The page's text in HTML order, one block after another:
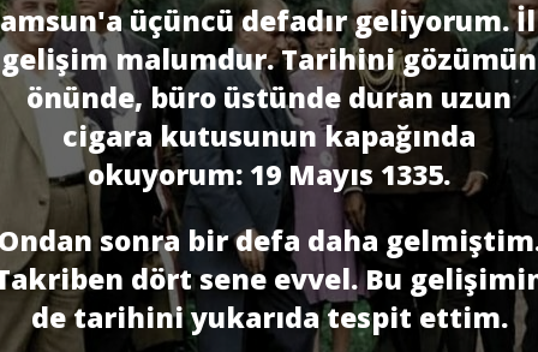
üçüncü defadır geliyorum.
gelişim malumdur. Tarihini gözümün
önünde, büro üstünde duran uzun
cigara kutusunun kapağında
okuyorum: 19 Mayıs 1335.
sonra bir defa daha
dört sene evvel. Bu
de tarihini yukarıda tespit ettim.